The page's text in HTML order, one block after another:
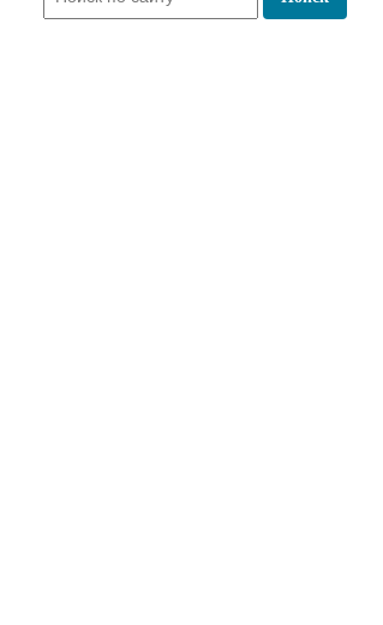
по номеру телефона или на сайте в